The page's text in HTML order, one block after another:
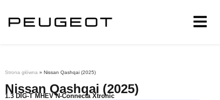
Strona główna » Nissan Qashqai (2025)
Nissan Qashqai (2025)
1.3 DIG-T MHEV N-Connecta Xtronic